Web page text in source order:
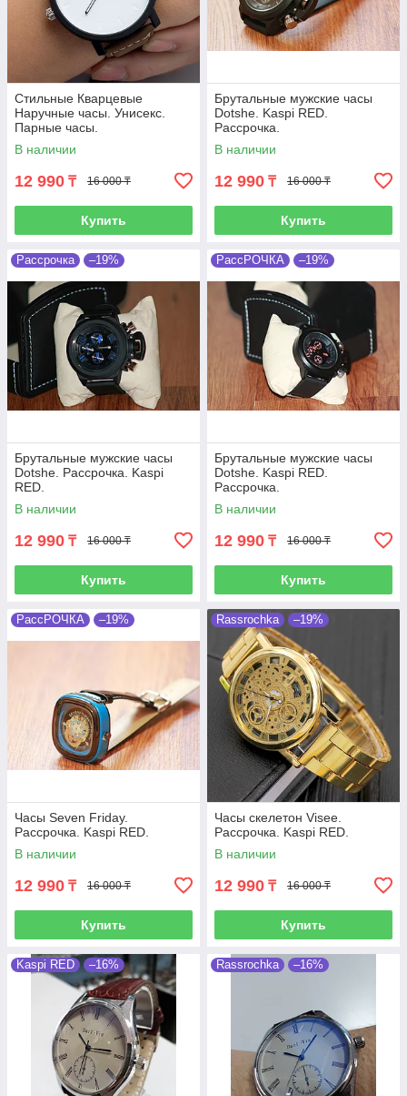
Стильные Кварцевые
Наручные часы. Унисекс.
Парные часы.
В наличии
12 990 ₸ 16 000 ₸
Купить
Брутальные мужские часы
Dotshe. Kaspi RED.
Рассрочка.
В наличии
12 990 ₸ 16 000 ₸
Купить
Рассрочка –19%
Брутальные мужские часы
Dotshe. Рассрочка. Kaspi
RED.
В наличии
12 990 ₸ 16 000 ₸
Купить
РассРОЧКА –19%
Брутальные мужские часы
Dotshe. Kaspi RED.
Рассрочка.
В наличии
12 990 ₸ 16 000 ₸
Купить
РассРОЧКА –19%
Часы Seven Friday.
Рассрочка. Kaspi RED.
В наличии
12 990 ₸ 16 000 ₸
Купить
Rassrochka –19%
Часы скелетон Visee.
Рассрочка. Kaspi RED.
В наличии
12 990 ₸ 16 000 ₸
Купить
Kaspi RED –16% Rassrochka –16%